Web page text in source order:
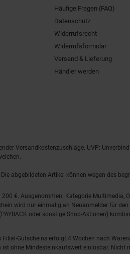
Häufige Fragen (FAQ)
Datenschutz
Widerrufsrecht
Widerrufsformular
Versand & Lieferung
Händler werden
Versandkostenzuschläge. UVP:
abgebildeten Artikel können wegen des
€. Ausgenommen: Kategorie Multimedia,
wird nur einmalig an Neuanmelder für
oder sonstige Shop-Aktionen)
Gutscheins erfolgt 4 Wochen nach
ohne Mindesteinkaufswert einlösbar. Nicht